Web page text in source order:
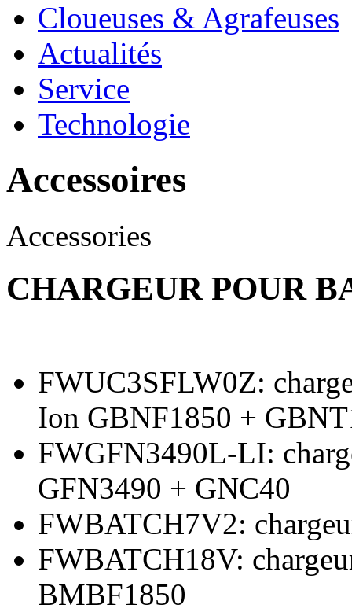
Cloueuses & Agrafeuses
Actualités
Service
Technologie
Accessoires
Accessories
CHARGEUR POUR
FWUC3SFLW0Z:
Ion GBNF1850 +
FWGFN3490L-LI:
GFN3490 + GNC40
FWBATCH7V2:
FWBATCH18V:
BMBF1850